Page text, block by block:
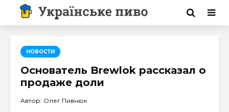
НОВОСТИ
Основатель Brewlok рассказал о
продаже доли
Автор: Олег Пивнюк